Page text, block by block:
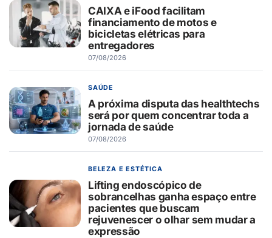
CAIXA e iFood facilitam
financiamento de motos e
bicicletas elétricas para
entregadores
07/08/2026
SAÚDE
A próxima disputa das healthtechs
será por quem concentrar toda a
jornada de saúde
07/08/2026
BELEZA E ESTÉTICA
Lifting endoscópico de
sobrancelhas ganha espaço entre
pacientes que buscam
rejuvenescer o olhar sem mudar a
expressão